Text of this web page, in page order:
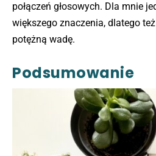
połączeń głosowych. Dla mnie
większego znaczenia, dlatego
potężną wadę.
Podsumowanie